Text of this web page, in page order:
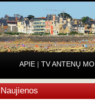
APIE | TV ANTENŲ
Naujienos